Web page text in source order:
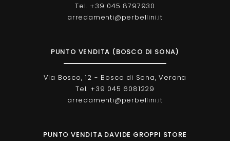
Tel. +39 045 8797930
arredamenti@perbellini.it
PUNTO VENDITA (BOSCO DI SONA)
Via Bosco, 12 - Bosco di Sona, Verona
Tel. +39 045 6081229
arredamenti@perbellini.it
PUNTO VENDITA DAVIDE GROPPI STORE